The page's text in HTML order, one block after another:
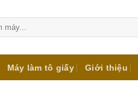
Máy làm tô giấy Giới thiệu